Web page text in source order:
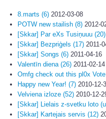
8.marts (6) 2012-03-08
POTW new stailish (8) 2012-
[Skkar] Par eXs Tusiņuuu (20)
[Skkar] Bezpriģels (17) 2011-
[Skkar] Songs (6) 2011-04-16
Valentīn diena (26) 2011-02-14
Omfg check out this pl0x
Happy new Year! (7) 2010-12-
Velviena izloze (52) 2010-12-
[Skkar] Lielais z-svetku loto
[Skkar] Kartejais servis (12)